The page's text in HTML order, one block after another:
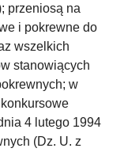
przeniosą na
i pokrewne do
wszelkich
stanowiących
w
4 lutego 1994
(Dz. U. z